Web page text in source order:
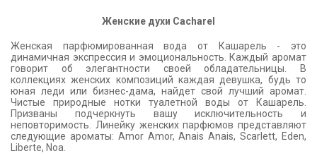
Женские духи Cacharel
Женская парфюмированная вода от Кашарель - это
динамичная экспрессия и эмоциональность. Каждый аромат
говорит об элегантности своей обладательницы. В
коллекциях женских композиций каждая девушка, будь то
юная леди или бизнес-дама, найдет свой лучший аромат.
Чистые природные нотки туалетной воды от Кашарель.
Призваны подчеркнуть вашу исключительность и
неповторимость. Линейку женских парфюмов представляют
следующие ароматы: Amor Amor, Anais Anais, Scarlett, Eden,
Liberte, Noa.